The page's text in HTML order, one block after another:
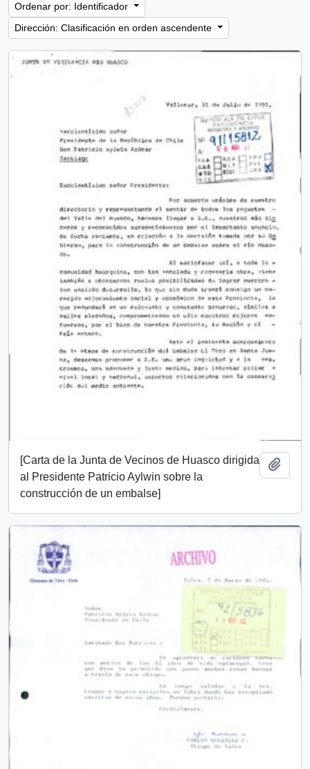
Ordenar por: Identificador
Dirección: Clasificación en orden ascendente
[Carta de la Junta de Vecinos de Huasco dirigida
al Presidente Patricio Aylwin sobre la
construcción de un embalse]